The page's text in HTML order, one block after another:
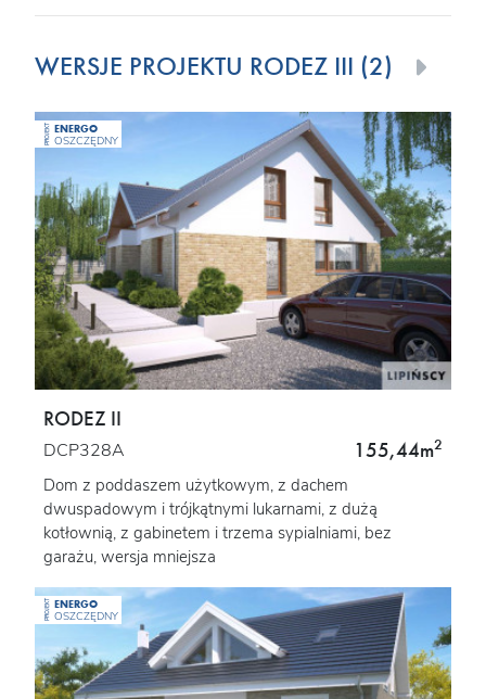
WERSJE PROJEKTU RODEZ III (2)
PROJEKT ENERGO
OSZCZĘDNY
RODEZ II
DCP328A 155,44m2
Dom z poddaszem użytkowym, z dachem
dwuspadowym i trójkątnymi lukarnami, z dużą
kotłownią, z gabinetem i trzema sypialniami, bez
garażu, wersja mniejsza
PROJEKT ENERGO
OSZCZĘDNY